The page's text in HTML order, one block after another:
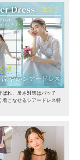
ばれ、暑さ対策はバッチ
着こなせるシアードレス特